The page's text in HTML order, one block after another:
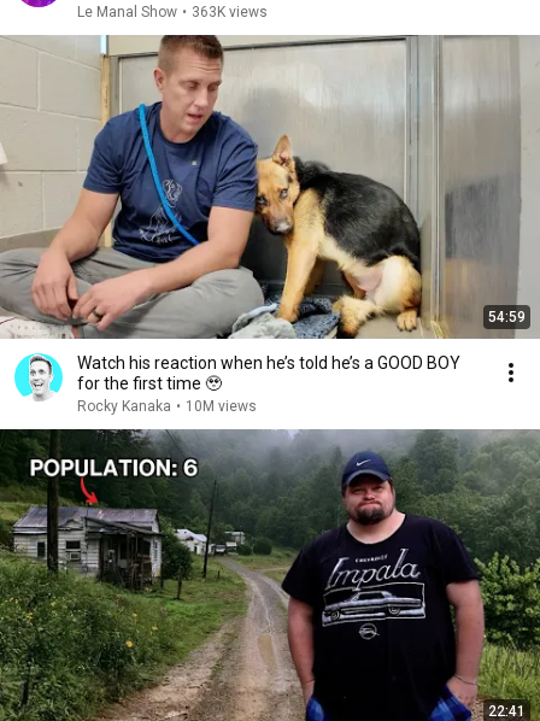
Le Manal Show • 363K views
54:59
Watch his reaction when he’s told he’s a GOOD BOY
for the first time 🥹
Rocky Kanaka • 10M views
22:41